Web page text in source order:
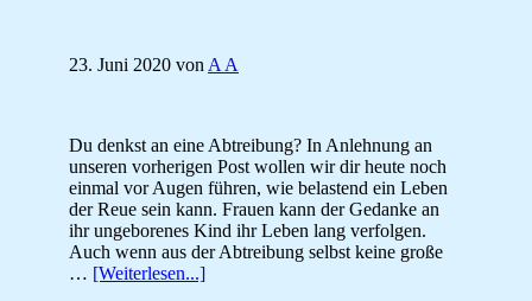
23. Juni 2020 von A A
Du denkst an eine Abtreibung? In Anlehnung an
unseren vorherigen Post wollen wir dir heute noch
einmal vor Augen führen, wie belastend ein Leben
der Reue sein kann. Frauen kann der Gedanke an
ihr ungeborenes Kind ihr Leben lang verfolgen.
Auch wenn aus der Abtreibung selbst keine große
… [Weiterlesen...]ÜberUngewollt